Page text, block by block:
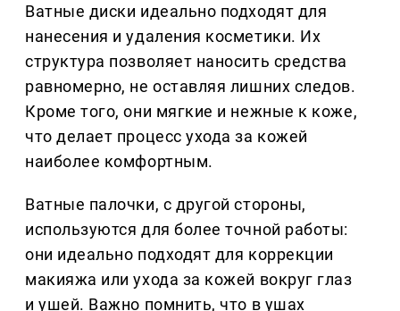
Ватные диски идеально подходят для
нанесения и удаления косметики. Их
структура позволяет наносить средства
равномерно, не оставляя лишних следов.
Кроме того, они мягкие и нежные к коже,
что делает процесс ухода за кожей
наиболее комфортным.
Ватные палочки, с другой стороны,
используются для более точной работы:
они идеально подходят для коррекции
макияжа или ухода за кожей вокруг глаз
и ушей. Важно помнить, что в ушах